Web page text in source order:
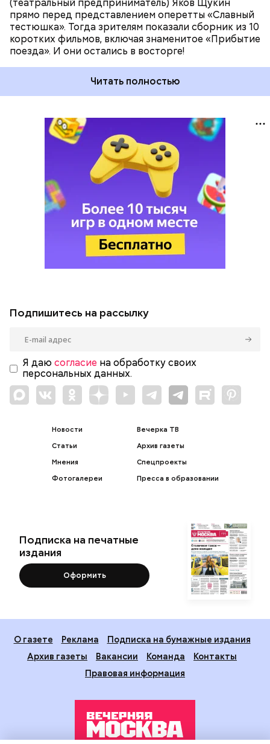
(театральный предприниматель) Яков Щукин
прямо перед представлением оперетты «Славный
тестюшка». Тогда зрителям показали сборник из 10
коротких фильмов, включая знаменитое «Прибытие
поезда». И они остались в восторге!
Читать полностью
Подпишитесь на рассылку
Я даю согласие на обработку своих
персональных данных.
Новости
Статьи
Мнения
Фотогалереи
Вечерка ТВ
Архив газеты
Спецпроекты
Пресса в образовании
Подписка на печатные
издания
Оформить
О газете Реклама
Подписка на бумажные издания
Архив газеты
Вакансии Команда
Контакты
Правовая информация